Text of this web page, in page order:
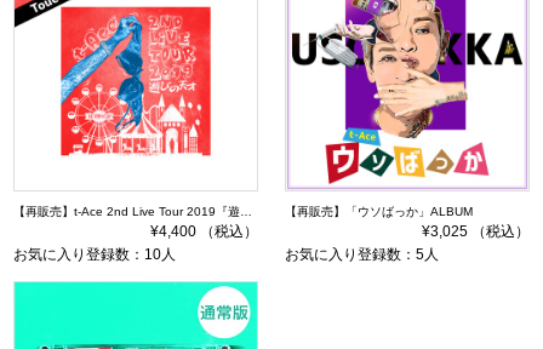
¥4,400 （税込）
お気に入り登録数：10人
【再販売】「ウソばっか」ALBUM
¥3,025 （税込）
お気に入り登録数：5人